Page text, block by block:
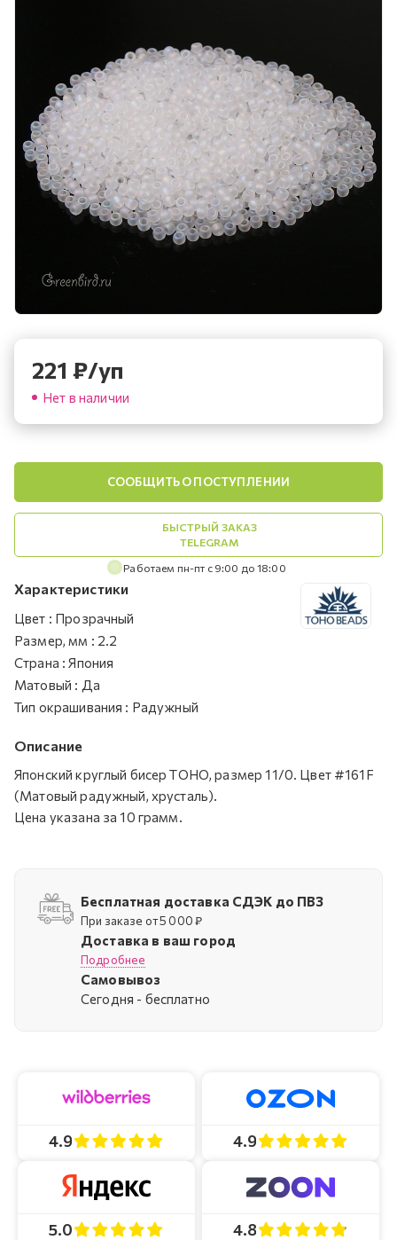
221 ₽/уп
Нет в наличии
СООБЩИТЬ О ПОСТУПЛЕНИИ
БЫСТРЫЙ ЗАКАЗ
TELEGRAM
Работаем пн-пт с 9:00 до 18:00
Характеристики
Цвет : Прозрачный
Размер, мм : 2.2
Страна : Япония
Матовый : Да
Тип окрашивания : Радужный
Описание
Японский круглый бисер TOHO, размер 11/0. Цвет #161F
(Матовый радужный, хрусталь).
Цена указана за 10 грамм.
Бесплатная доставка СДЭК до ПВЗ
При заказе от 5 000 ₽
Доставка в ваш город
Подробнее
Самовывоз
Cегодня - бесплатно
4.9 4.9
5.0 4.8